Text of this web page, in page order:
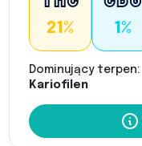
21% 1%
Dominujący terpen:
Kariofilen